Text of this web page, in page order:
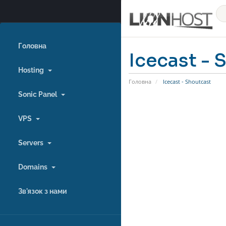
Головна
Hosting
Sonic Panel
VPS
Servers
Domains
Зв'язок з нами
Icecast -
Головна Icecast - Shoutcast